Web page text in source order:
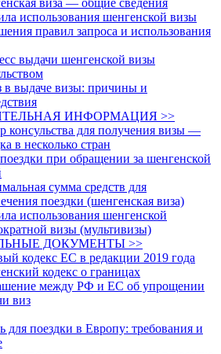
использования шенгенской визы
правил запроса и использования
выдачи шенгенской визы
в выдаче визы: причины и
ИНФОРМАЦИЯ >>
консульства для получения визы —
в несколько стран
при обращении за шенгенской
сумма средств для
поездки (шенгенская виза)
использования шенгенской
визы (мультивизы)
ДОКУМЕНТЫ >>
кодекс ЕС в редакции 2019 года
кодекс о границах
между РФ и ЕС об упрощении
виз
для поездки в Европу: требования и